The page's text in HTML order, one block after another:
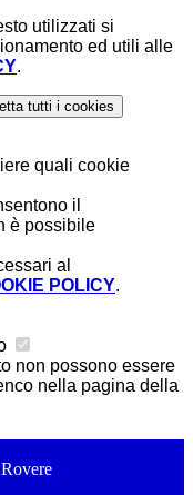
utilizzati si
ed utili alle
.
tutti i cookies
quali cookie
il
è possibile
al
POLICY.
non possono essere
nella pagina della